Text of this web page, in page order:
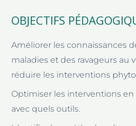
OBJECTIFS
Améliorer les connaissances
maladies et des ravageurs au
réduire les interventions
Optimiser les interventions
avec quels outils.